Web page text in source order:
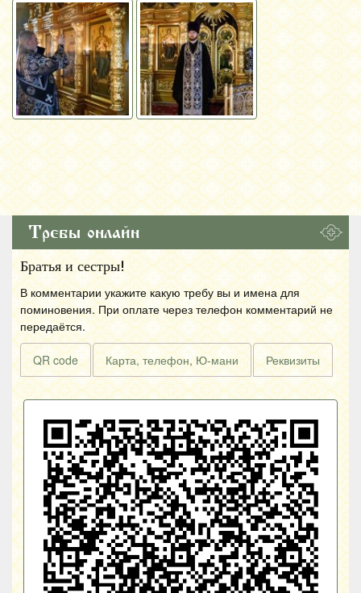
Требы онлайн
Братья и сестры!
В комментарии укажите какую требу вы и имена для
поминовения. При оплате через телефон комментарий не
передаётся.
QR code Карта, телефон, Ю-мани Реквизиты